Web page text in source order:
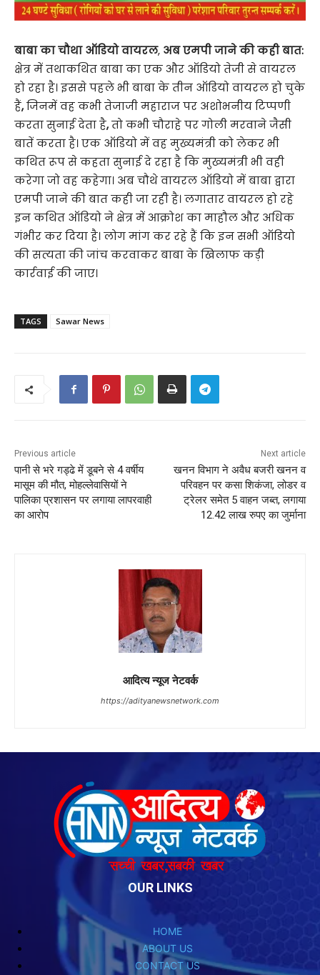
OUR LINKS
HOME
ABOUT US
CONTACT US